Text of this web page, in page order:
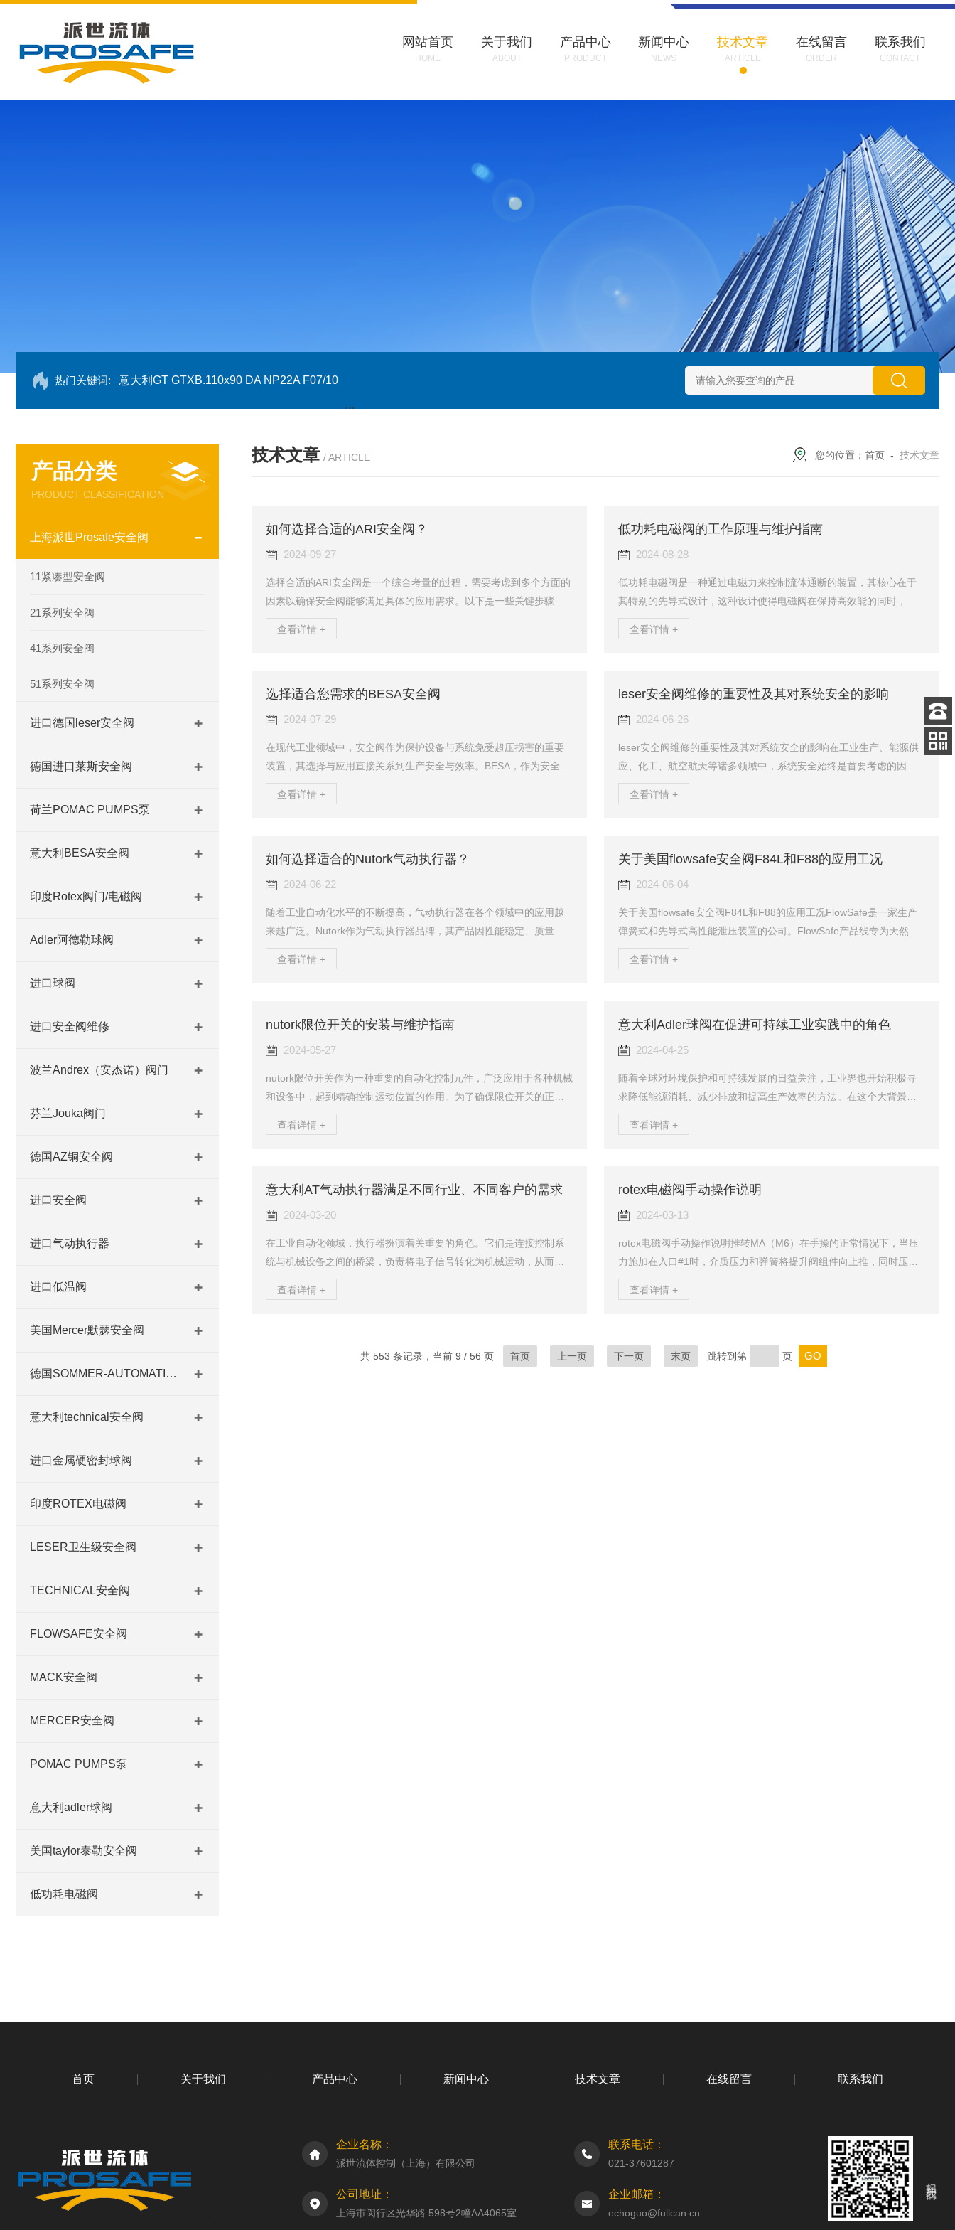
网站首页
HOME
关于我们
ABOUT
产品中心
PRODUCT
新闻中心
NEWS
技术文章
ARTICLE
在线留言
ORDER
联系我们
CONTACT
热门关键词: 意大利GT GTXB.110x90 DA NP22A F07/10 意大利GT气动执行器型号GTXB 127_GTXB 160 意大利GT气动执行器
产品分类
PRODUCT CLASSIFICATION
上海派世Prosafe安全阀
11紧凑型安全阀
21系列安全阀
41系列安全阀
51系列安全阀
进口德国leser安全阀
德国进口莱斯安全阀
荷兰POMAC PUMPS泵
意大利BESA安全阀
印度Rotex阀门/电磁阀
Adler阿德勒球阀
进口球阀
进口安全阀维修
波兰Andrex（安杰诺）阀门
芬兰Jouka阀门
德国AZ铜安全阀
进口安全阀
进口气动执行器
进口低温阀
美国Mercer默瑟安全阀
德国SOMMER-AUTOMATIC 平行抓手 德国夹盘 德国进口夹盘
意大利technical安全阀
进口金属硬密封球阀
印度ROTEX电磁阀
LESER卫生级安全阀
TECHNICAL安全阀
FLOWSAFE安全阀
MACK安全阀
MERCER安全阀
POMAC PUMPS泵
意大利adler球阀
美国taylor泰勒安全阀
低功耗电磁阀
技术文章 / ARTICLE 您的位置： 首页 - 技术文章
如何选择合适的ARI安全阀？
2024-09-27
选择合适的ARI安全阀是一个综合考量的过程，需要考虑到多个方面的
因素以确保安全阀能够满足具体的应用需求。以下是一些关键步骤和
工作压力和最高工作温度，确保所选安全阀的工作压力范围与系统相
这些特性，选择具有相应耐腐蚀、耐磨损等特性的安全阀。3.泄放能
查看详情 +
低功耗电磁阀的工作原理与维护指南
2024-08-28
低功耗电磁阀是一种通过电磁力来控制流体通断的装置，其核心在于
其特别的先导式设计，这种设计使得电磁阀在保持高效能的同时，大
针在弹簧的作用下，将阀体的通道封住，使电磁阀处于截止状态。此
动铁芯）向上提起。这一动作打开了阀内通道，使流体能够顺畅通
查看详情 +
选择适合您需求的BESA安全阀
2024-07-29
在现代工业领域中，安全阀作为保护设备与系统免受超压损害的重要
装置，其选择与应用直接关系到生产安全与效率。BESA，作为安全阀
众多客户的信赖。本文将探讨如何根据实际需求选择适合的BESA安全
型，如直接作用式与先导式、弹簧式与重锤式、全启式与微启式等。
每种类型都有其特定的应用场景和优势：-直接作...
查看详情 +
leser安全阀维修的重要性及其对系统安全的影响
2024-06-26
leser安全阀维修的重要性及其对系统安全的影响在工业生产、能源供
应、化工、航空航天等诸多领域中，系统安全始终是首要考虑的因
能的稳定与否，直接关系到整个系统的安全稳定运行。因此，安全阀
因升高到超过安全值时，安全阀会自动开启，释放部分压力，以保证
系统不会因过高的压力而损坏或发生危险。因此，安全阀是保障...
查看详情 +
如何选择适合的Nutork气动执行器？
2024-06-22
随着工业自动化水平的不断提高，气动执行器在各个领域中的应用越
来越广泛。Nutork作为气动执行器品牌，其产品因性能稳定、质量可
具体的应用场景和需求进行仔细考虑。本文将从以下几个方面探讨如
的类型、操作频率、工作环境等。例如，对于需要频繁开闭且对操作
查看详情 +
关于美国flowsafe安全阀F84L和F88的应用工况
2024-06-04
关于美国flowsafe安全阀F84L和F88的应用工况FlowSafe是一家生产
弹簧式和先导式高性能泄压装置的公司。FlowSafe产品线专为天然气
而设计。为什么选择flowsafe具有竞争力的价格和交付，产品即插即
下标准或指南:ASME第八章“UV”章，PED“CE”标志，DOT、API，Ma
查看详情 +
nutork限位开关的安装与维护指南
2024-05-27
nutork限位开关作为一种重要的自动化控制元件，广泛应用于各种机械
和设备中，起到精确控制运动位置的作用。为了确保限位开关的正常
绍限位开关的安装步骤和维护要点，帮助您更好地使用该产品。一、n
受到外界干扰和振动。2.准备安装工具：准备所需的安装工具，如螺丝
查看详情 +
意大利Adler球阀在促进可持续工业实践中的角色
2024-04-25
随着全球对环境保护和可持续发展的日益关注，工业界也开始积极寻
求降低能源消耗、减少排放和提高生产效率的方法。在这个大背景
动可持续工业实践的重要力量。一、Adler球阀的高效节能特性Adler球
动，从而减少了能源的消耗。同时，Adler球阀还采用了的密封技术，
查看详情 +
意大利AT气动执行器满足不同行业、不同客户的需求
2024-03-20
在工业自动化领域，执行器扮演着关重要的角色。它们是连接控制系
统与机械设备之间的桥梁，负责将电子信号转化为机械运动，从而实
性能和稳定的品质，赢得了市场的广泛认可。意大利AT气动执行器，
速、准确的线性或旋转运动。AT气动执行器具有结构简单、安装方
查看详情 +
rotex电磁阀手动操作说明
2024-03-13
rotex电磁阀手动操作说明推转MA（M6）在手操的正常情况下，当压
力施加在入口#1时，介质压力和弹簧将提升阀组件向上推，同时压力
排气口#3堵塞。媒体压力无法释放。要操作手动执行器，顺时针推动
下，入口#1和出口#2被连接并且排气口#3被阻塞。媒体从出口出来。
查看详情 +
共 553 条记录，当前 9 / 56 页 首页 上一页 下一页 末页 跳转到第 页
首页 关于我们 产品中心 新闻中心 技术文章 在线留言 联系我们
企业名称：
派世流体控制（上海）有限公司
联系电话：
021-37601287
公司地址：
上海市闵行区光华路 598号2幢AA4065室
企业邮箱：
echoguo@fullcan.cn
客服
电话